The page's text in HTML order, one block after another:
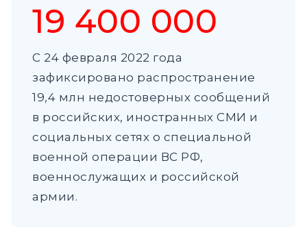
19 400 000
С 24 февраля 2022 года
зафиксировано распространение
19,4 млн недостоверных сообщений
в российских, иностранных СМИ и
социальных сетях о специальной
военной операции ВС РФ,
военнослужащих и российской
армии.